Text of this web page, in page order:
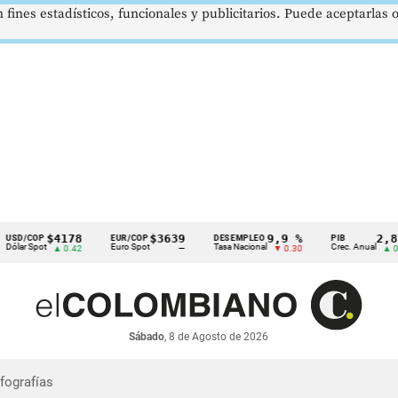
COP
Spot
$4178
▲ 0.42
EUR/COP
Euro Spot
$3639 DESEMPLEO
Tasa Nacional
9,9 %
▼ 0.30 Crec. Anual
2,8 %
▲ 0.10
Sábado, 8 de Agosto de 2026
estadísticos, funcionales y publicitarios. Puede aceptarlas